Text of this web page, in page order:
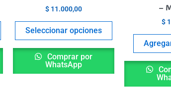
producto
$ 11.000,00
Seleccionar opciones
producto
Comprar por
WhatsApp
–
$